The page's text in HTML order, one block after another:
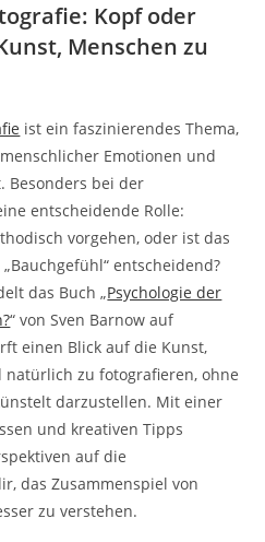
Kopf oder
Menschen zu
ist ein faszinierendes Thema,
Emotionen und
Besonders bei der
entscheidende Rolle:
vorgehen, oder ist das
entscheidend?
das Buch „Psychologie der
“ von Sven Barnow auf
einen Blick auf die Kunst,
zu fotografieren, ohne
darzustellen. Mit einer
und kreativen Tipps
auf die
das Zusammenspiel von
zu verstehen.